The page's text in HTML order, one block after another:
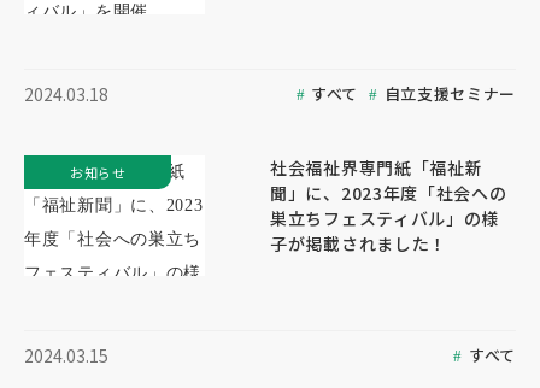
2024.03.18 すべて 自立支援セミナー
社会福祉界専門紙「福祉新
聞」に、2023年度「社会への
巣立ちフェスティバル」の様
子が掲載されました！
2024.03.15 すべて
お知らせ